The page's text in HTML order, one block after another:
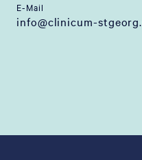
E-Mail
info@clinicum-